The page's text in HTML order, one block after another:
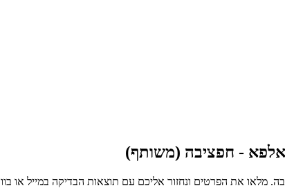
- חפציבה (משותף)
מלאו את הפרטים ונחזור אליכם עם תוצאות הבדיקה במייל או